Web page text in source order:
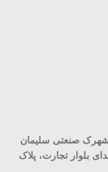
صنعتی سلیمان
بلوار تجارت، پلاک